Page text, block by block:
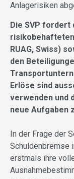
Anlagerisiken
Die SVP fordert
RUAG, Swiss)
den
Erlöse sind
verwenden und
neue Aufgaben
In der Frage der
Schuldenbremse
erstmals ihre